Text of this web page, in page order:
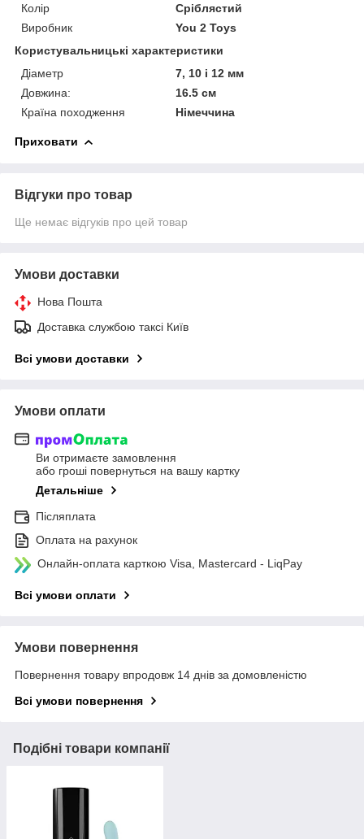
Колір
Сріблястий
Виробник
You 2 Toys
Користувальницькі характеристики
Діаметр
7, 10 і 12 мм
Довжина:
16.5 см
Країна походження
Німеччина
Приховати
Відгуки про товар
Ще немає відгуків про цей товар
Умови доставки
Нова Пошта
Доставка службою таксі Київ
Всі умови доставки
Умови оплати
Ви отримаєте замовлення
або гроші повернуться на вашу картку
Детальніше
Післяплата
Оплата на рахунок
Онлайн-оплата карткою Visa, Mastercard - LiqPay
Всі умови оплати
Умови повернення
Повернення товару впродовж 14 днів за домовленістю
Всі умови повернення
Подібні товари компанії